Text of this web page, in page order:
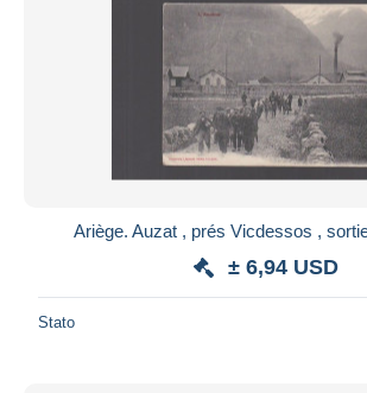
Ariège. Auzat , prés Vicdessos ,
± 6,94 USD
Stato